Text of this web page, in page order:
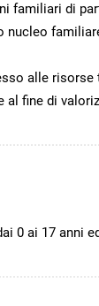
familiari di
nucleo
alle
fine di
0 ai 17 anni